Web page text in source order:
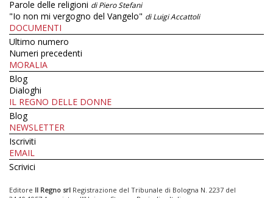
Parole delle religioni di Piero Stefani
"Io non mi vergogno del Vangelo" di Luigi Accattoli
DOCUMENTI
Ultimo numero
Numeri precedenti
MORALIA
Blog
Dialoghi
IL REGNO DELLE DONNE
Blog
NEWSLETTER
Iscriviti
EMAIL
Scrivici
Editore Il Regno srl Registrazione del Tribunale di Bologna N. 2237 del